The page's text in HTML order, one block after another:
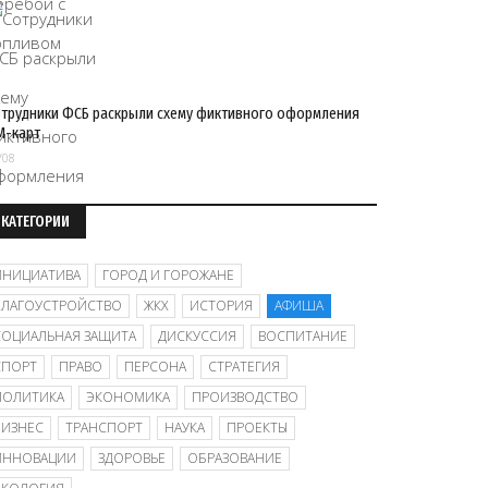
ФСБ раскрыли схему фиктивного оформления
карт
КАТЕГОРИИ
ГОРОД И ГОРОЖАНЕ
ЖКХ ИСТОРИЯ
АФИША
ЗАЩИТА
ДИСКУССИЯ
ВОСПИТАНИЕ
ПРАВО ПЕРСОНА
СТРАТЕГИЯ
ЭКОНОМИКА
ПРОИЗВОДСТВО
ТРАНСПОРТ НАУКА
ПРОЕКТЫ
ЗДОРОВЬЕ
ОБРАЗОВАНИЕ